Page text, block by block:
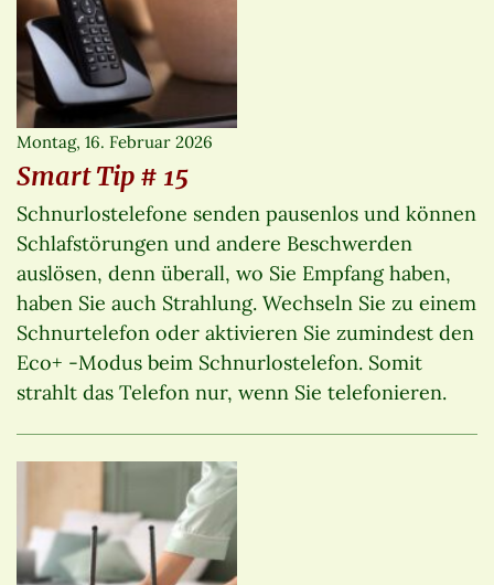
Montag, 16. Februar 2026
Smart Tip # 15
Schnurlostelefone senden pausenlos und können
Schlafstörungen und andere Beschwerden
auslösen, denn überall, wo Sie Empfang haben,
haben Sie auch Strahlung. Wechseln Sie zu einem
Schnurtelefon oder aktivieren Sie zumindest den
Eco+ -Modus beim Schnurlostelefon. Somit
strahlt das Telefon nur, wenn Sie telefonieren.